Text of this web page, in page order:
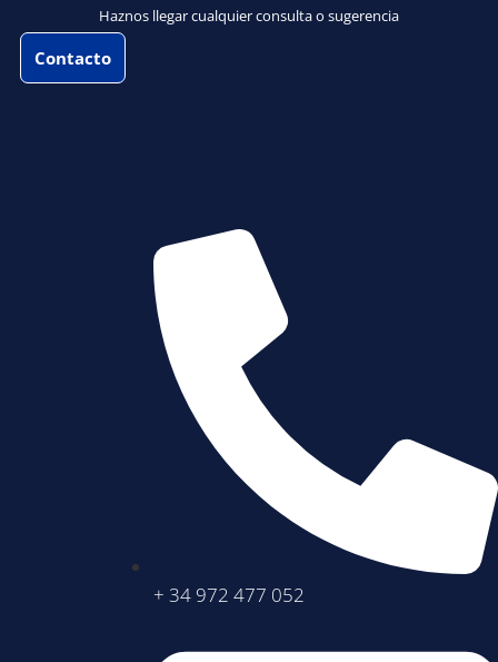
Haznos llegar cualquier consulta o sugerencia
Contacto
+ 34 972 477 052